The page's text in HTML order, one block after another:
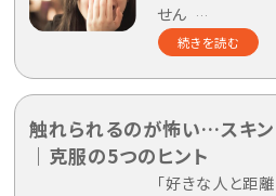
せん
…
続きを読む
触れられるのが怖い…スキ
｜克服の5つのヒント
「好きな人と距